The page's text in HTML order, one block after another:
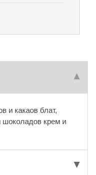
и какаов блат,
шоколадов крем и